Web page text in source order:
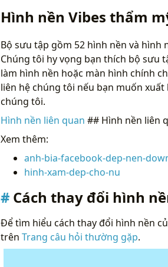
Hình nền Vibes thẩm
Bộ sưu tập gồm 52 hình nền và hình
Chúng tôi hy vọng bạn thích bộ sưu
làm hình nền hoặc màn hình chính
liên hệ chúng tôi nếu bạn muốn xuất
chúng tôi.
Hình nền liên quan ## Hình nền liên
Xem thêm:
anh-bia-facebook-dep-nen-
hinh-xam-dep-cho-nu
Cách thay đổi hình
Để tìm hiểu cách thay đổi hình nền
trên Trang câu hỏi thường gặp.